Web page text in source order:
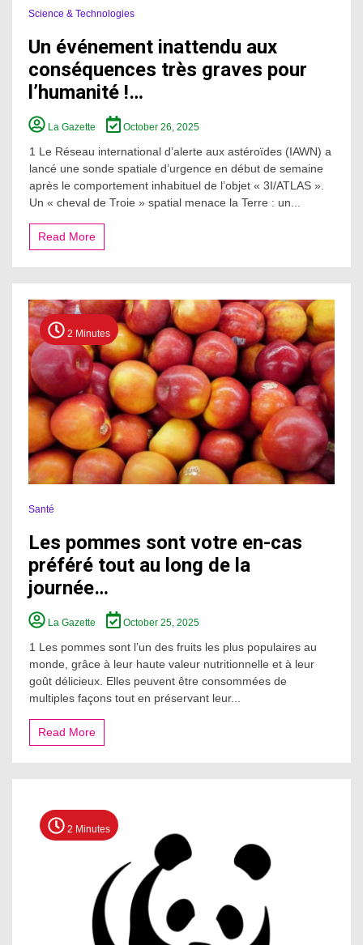
Science & Technologies
Un événement inattendu aux
conséquences très graves pour
l’humanité !…
La Gazette October 26, 2025
1 Le Réseau international d’alerte aux astéroïdes (IAWN) a
lancé une sonde spatiale d’urgence en début de semaine
après le comportement inhabituel de l’objet « 3I/ATLAS ».
Un « cheval de Troie » spatial menace la Terre : un...
Read More
2 Minutes
Santé
Les pommes sont votre en-cas
préféré tout au long de la
journée…
La Gazette October 25, 2025
1 Les pommes sont l’un des fruits les plus populaires au
monde, grâce à leur haute valeur nutritionnelle et à leur
goût délicieux. Elles peuvent être consommées de
multiples façons tout en préservant leur...
Read More
2 Minutes